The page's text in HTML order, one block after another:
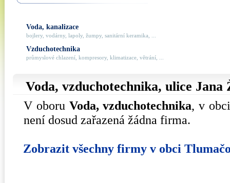
Voda, kanalizace
bojlery, vodárny, lapoly, žumpy, sanitární keramika, ...
Vzduchotechnika
průmyslové chlazení, kompresory, klimatizace, větrání, ...
Voda, vzduchotechnika, ulice Jana
V oboru Voda, vzduchotechnika, v
není dosud zařazená žádna firma.
Zobrazit všechny firmy v obci